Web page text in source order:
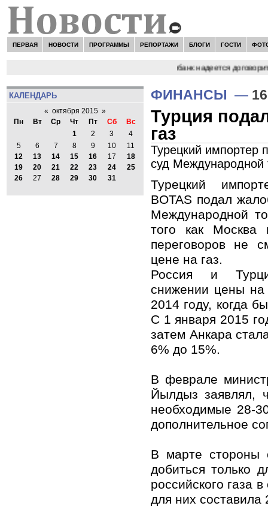
ПЕРВАЯ НОВОСТИ ПРОГРАММЫ РЕПОРТАЖИ БЛОГИ ГОСТИ
Сбербанк надеется
КАЛЕНДАРЬ
« октября 2015 »
Пн
Вт Ср Чт Пт Сб
Вс
1
2 3
4
5
6 7 8 9 10
11
12
13 14 15 16 17
18
19
20 21 22 23 24
25
26
27 28 29 30 31
ФИНАНСЫ —
Турция
газ
Турецкий импортер
суд Международной
Турецкий
BOTAS подал
Международной
того как
переговоров не
цене на газ.
Россия и
снижении цены на
2014 году, когда
С 1 января 2015
затем Анкара
6% до 15%.
В феврале
Йылдыз заявлял,
необходимые 28-
дополнительное
В марте стороны
добиться только
российского газа
для них составила